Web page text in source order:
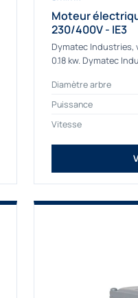
Moteur
230/400V - IE3
Dymatec
0.18 kw. Dymatec
Diamètre arbre
Puissance
Vitesse